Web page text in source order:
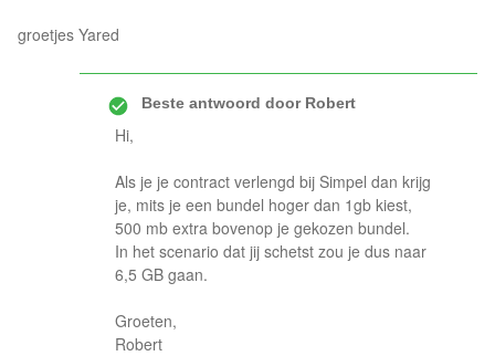
groetjes Yared
Beste antwoord doorRobert
Hi,
Als je je contract verlengd bij Simpel dan krijg
je, mits je een bundel hoger dan 1gb kiest,
500 mb extra bovenop je gekozen bundel.
In het scenario dat jij schetst zou je dus naar
6,5 GB gaan.
Groeten,
Robert